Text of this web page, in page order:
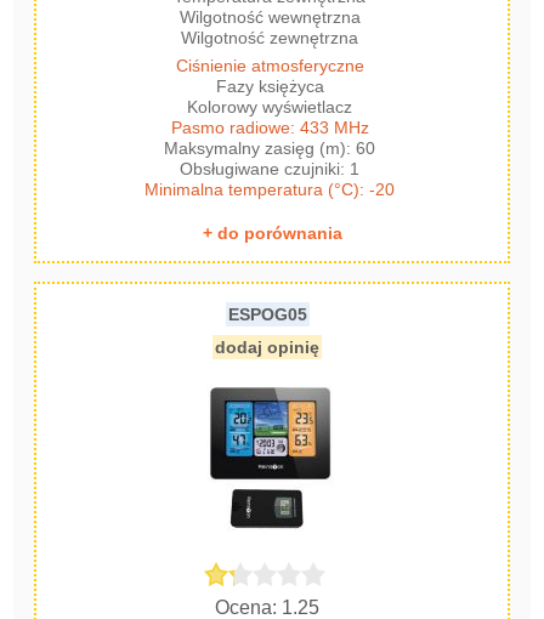
Wilgotność wewnętrzna
Wilgotność zewnętrzna
Ciśnienie atmosferyczne
Fazy księżyca
Kolorowy wyświetlacz
Pasmo radiowe: 433 MHz
Maksymalny zasięg (m): 60
Obsługiwane czujniki: 1
Minimalna temperatura (°C): -20
+ do porównania
ESPOG05
dodaj opinię
Ocena: 1.25